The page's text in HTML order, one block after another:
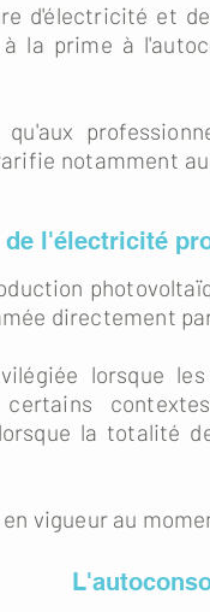
d'électricité et
la prime à
notamment
de l'électricité
directement
lorsque
la totalité
vigueur au